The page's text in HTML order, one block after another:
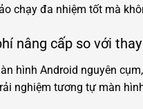
chạy đa nhiệm tốt mà
nâng cấp so với
hình Android nguyên
nghiệm tương tự màn